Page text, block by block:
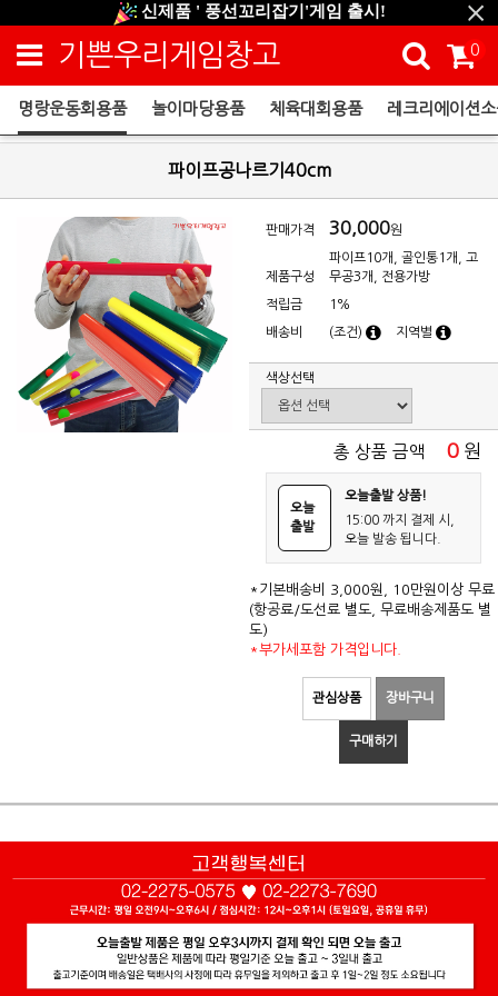
신제품 ' 풍선꼬리잡기'게임 출시!
신규회원 HAPPY EVENT 적립금 5,000원 증정
❤ 신제품 ' 컬링&볼링 ' 출시! ❤
기쁜우리게임창고 0
명랑운동회용품 놀이마당용품 체육대회용품 레크리에이션
파이프공나르기40cm
판매가격 30,000원
제품구성
파이프10개, 골인통1개, 고
무공3개, 전용가방
적립금 1%
배송비 (조건) 지역별
색상선택
총 상품 금액 0 원
오늘
출발
오늘출발 상품!
15:00 까지 결제 시,
오늘 발송 됩니다.
*기본배송비 3,000원, 10만원이상 무료
(항공료/도선료 별도, 무료배송제품도 별
도)
*부가세포함 가격입니다.
관심상품 장바구니
구매하기